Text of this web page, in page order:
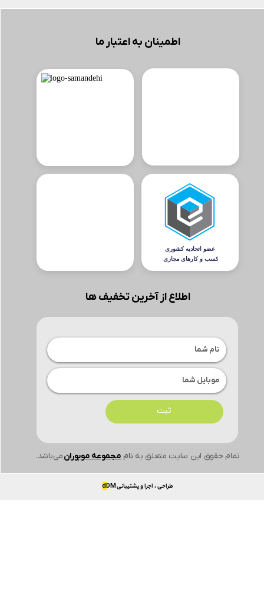
تمام حقوق این سایت متعلق به ناممجموعه موبورانمی‌باشد.
اطمینان به اعتبار ما
اطلاع از آخرین تخفیف ها
ثبت
طراحی ، اجرا و پشتیبانی dDM